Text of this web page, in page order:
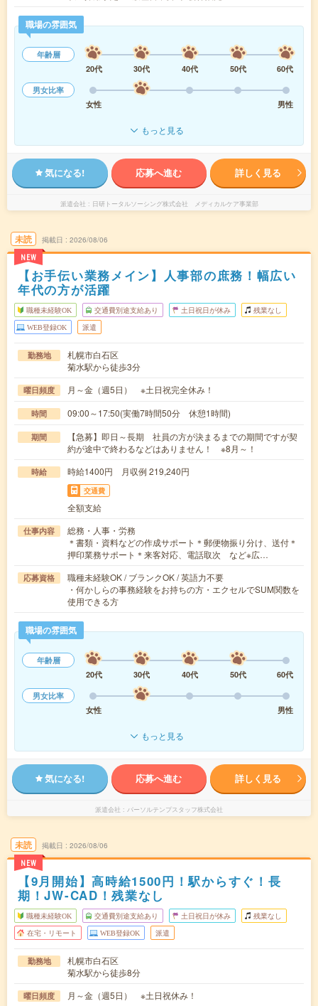
職場の雰囲気
年齢層
20代
30代 40代 50代
60代
男女比率
女性
男性
もっと見る
気になる! 応募へ進む 詳しく見る
派遣会社 日研トータルソーシング株式会社 メディカルケア事業部
未読
NEW
掲載日 2026/08/06
【お手伝い業務メイン】人事部の庶務！幅広い
年代の方が活躍
職種未経験OK 交通費別途支給あり 土日祝日が休み 残業なし
WEB登録OK 派遣
勤務地
札幌市白石区
菊水駅から徒歩3分
曜日頻度 月～金（週5日） ※土日祝完全休み！
時間 09:00～17:50(実働7時間50分 休憩1時間)
期間
【急募】即日～長期 社員の方が決まるまでの期間ですが契
約が途中で終わるなどはありません！ ※8月～！
時給 時給1400円 月収例 219,240円
交通費
全額支給
仕事内容
総務・人事・労務
＊書類・資料などの作成サポート＊郵便物振り分け、送付＊
押印業務サポート＊来客対応、電話取次 など※広…
応募資格
職種未経験OK / ブランクOK / 英語力不要
・何かしらの事務経験をお持ちの方・エクセルでSUM関数を
使用できる方
職場の雰囲気
年齢層
20代
30代 40代 50代
60代
男女比率
女性
男性
もっと見る
気になる! 応募へ進む 詳しく見る
派遣会社 パーソルテンプスタッフ株式会社
未読
NEW
掲載日 2026/08/06
【9月開始】高時給1500円！駅からすぐ！長
期！JW-CAD！残業なし
職種未経験OK 交通費別途支給あり 土日祝日が休み 残業なし
在宅・リモート WEB登録OK 派遣
勤務地
札幌市白石区
菊水駅から徒歩8分
曜日頻度 月～金（週5日） ※土日祝休み！